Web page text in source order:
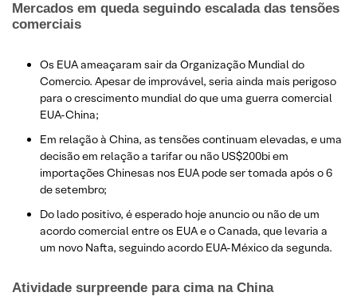
Mercados em queda seguindo escalada das tensões
comerciais
Os EUA ameaçaram sair da Organização Mundial do
Comercio. Apesar de improvável, seria ainda mais perigoso
para o crescimento mundial do que uma guerra comercial
EUA-China;
Em relação à China, as tensões continuam elevadas, e uma
decisão em relação a tarifar ou não US$200bi em
importações Chinesas nos EUA pode ser tomada após o 6
de setembro;
​Do lado positivo, é esperado hoje anuncio ou não de um
acordo comercial entre os EUA e o Canada, que levaria a
um novo Nafta, seguindo acordo EUA-México da segunda.
Atividade surpreende para cima na China